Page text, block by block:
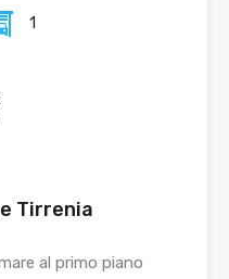
1
Tirrenia
al primo piano